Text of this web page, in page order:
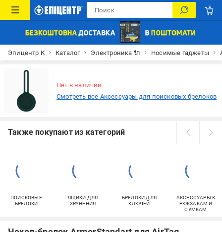
Эпицентр К Каталог Электроника 🔌 Носимые гаджеты
Нет в наличии
Смотреть все Аксессуары для поисковых брелоков
Также покупают из категорий
ПОИСКОВЫЕ
БРЕЛОКИ
ЯЩИКИ ДЛЯ
ХРАНЕНИЯ
БРЕЛОКИ ДЛЯ
КЛЮЧЕЙ
АКСЕССУАРЫ К
РЮКЗАКАМ И
СУМКАМ